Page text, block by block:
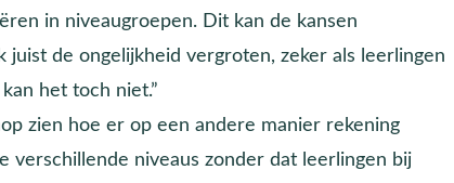
in niveaugroepen. Dit kan de kansen
juist de ongelijkheid vergroten, zeker als leerlingen
het toch niet.”
zien hoe er op een andere manier rekening
verschillende niveaus zonder dat leerlingen bij